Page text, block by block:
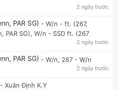
2 ngày trước
PAR SG) - W/n - ft. (267,
PAR SG), W/n - SSD ft. (267
2 ngày trước
PAR SG) - W/n, 267 - W/n
2 ngày trước
- Xuân Định K.Y